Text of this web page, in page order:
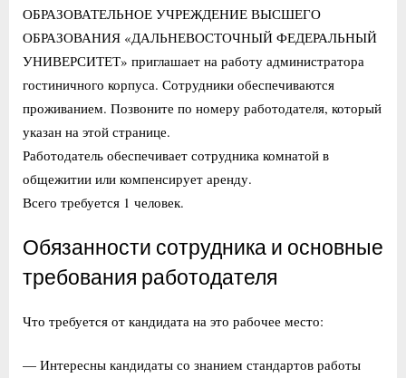
ОБРАЗОВАТЕЛЬНОЕ УЧРЕЖДЕНИЕ ВЫСШЕГО
ОБРАЗОВАНИЯ «ДАЛЬНЕВОСТОЧНЫЙ ФЕДЕРАЛЬНЫЙ
УНИВЕРСИТЕТ» приглашает на работу администратора
гостиничного корпуса. Сотрудники обеспечиваются
проживанием. Позвоните по номеру работодателя, который
указан на этой странице.
Работодатель обеспечивает сотрудника комнатой в
общежитии или компенсирует аренду.
Всего требуется 1 человек.
Обязанности сотрудника и основные
требования работодателя
Что требуется от кандидата на это рабочее место:
— Интересны кандидаты со знанием стандартов работы